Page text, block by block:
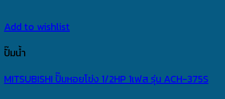
Add to wishlist
ปั๊มน้ำ
MITSUBISHI ปั๊มหอยโข่ง 1/2HP 1เฟส รุ่น ACH-375S